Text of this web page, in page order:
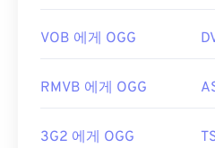
https://en.wikipedia.org/
https://xiph.org/vorbis/
VOB 에게 OGG
RMVB 에게 OGG
3G2 에게 OGG